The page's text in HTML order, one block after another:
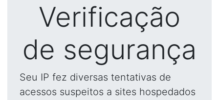
Verificação
de segurança
Seu IP fez diversas tentativas de
acessos suspeitos a sites hospedados